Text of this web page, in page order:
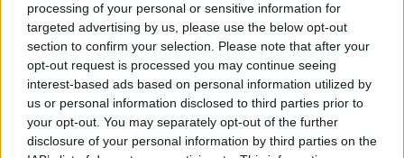
processing of your personal or sensitive information for
targeted advertising by us, please use the below opt-out
section to confirm your selection. Please note that after your
opt-out request is processed you may continue seeing
interest-based ads based on personal information utilized by
us or personal information disclosed to third parties prior to
your opt-out. You may separately opt-out of the further
disclosure of your personal information by third parties on the
Η Jamie Lee Komoroski, με αλκοόλ
τριπλάσιο του νόμιμου ορίου, έπεσε
πάνω στο golf cart των νεόνυμφων στο
Folly Beach - τώρα νέο υλικό από το
αστυνομικό τμήμα αποκαλύπτει τη
συμπεριφορά της λίγο μετά τη μοιραία
σύγκρουση
Τροχαίο στις Σέρρες: «Έχασα τη
γυναίκα και το παιδί μου, τα